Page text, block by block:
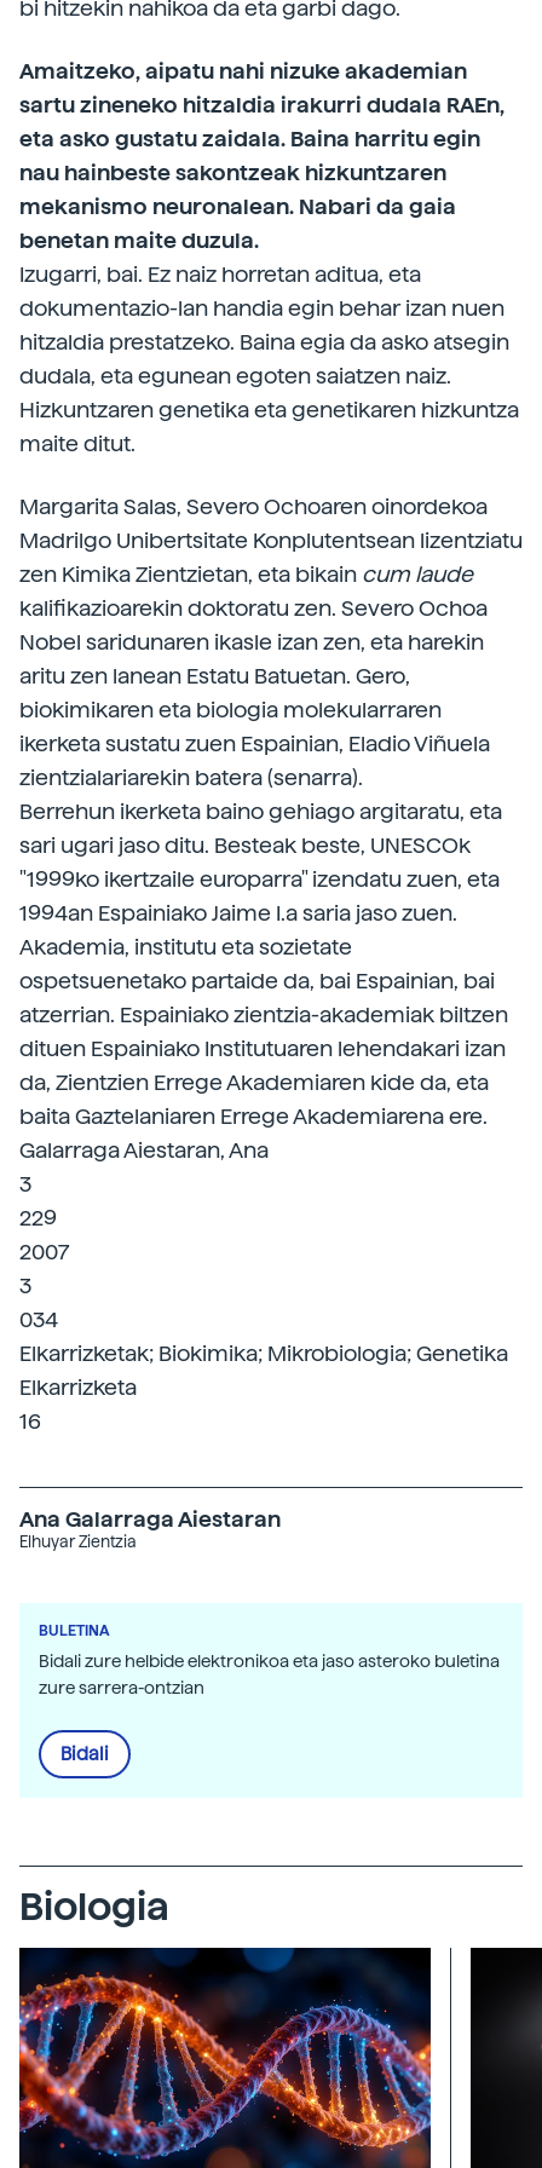
bi hitzekin nahikoa da eta garbi dago.
Amaitzeko, aipatu nahi nizuke akademian
sartu zineneko hitzaldia irakurri dudala RAEn,
eta asko gustatu zaidala. Baina harritu egin
nau hainbeste sakontzeak hizkuntzaren
mekanismo neuronalean. Nabari da gaia
benetan maite duzula.
Izugarri, bai. Ez naiz horretan aditua, eta
dokumentazio-lan handia egin behar izan nuen
hitzaldia prestatzeko. Baina egia da asko atsegin
dudala, eta egunean egoten saiatzen naiz.
Hizkuntzaren genetika eta genetikaren hizkuntza
maite ditut.
Margarita Salas, Severo Ochoaren oinordekoa
Madrilgo Unibertsitate Konplutentsean lizentziatu
zen Kimika Zientzietan, eta bikain cum laude
kalifikazioarekin doktoratu zen. Severo Ochoa
Nobel saridunaren ikasle izan zen, eta harekin
aritu zen lanean Estatu Batuetan. Gero,
biokimikaren eta biologia molekularraren
ikerketa sustatu zuen Espainian, Eladio Viñuela
zientzialariarekin batera (senarra).
Berrehun ikerketa baino gehiago argitaratu, eta
sari ugari jaso ditu. Besteak beste, UNESCOk
"1999ko ikertzaile europarra" izendatu zuen, eta
1994an Espainiako Jaime I.a saria jaso zuen.
Akademia, institutu eta sozietate
ospetsuenetako partaide da, bai Espainian, bai
atzerrian. Espainiako zientzia-akademiak biltzen
dituen Espainiako Institutuaren lehendakari izan
da, Zientzien Errege Akademiaren kide da, eta
baita Gaztelaniaren Errege Akademiarena ere.
Galarraga Aiestaran, Ana
3
229
2007
3
034
Elkarrizketak; Biokimika; Mikrobiologia; Genetika
Elkarrizketa
16
Ana Galarraga Aiestaran
Elhuyar Zientzia
BULETINA
Bidali zure helbide elektronikoa eta jaso asteroko buletina
zure sarrera-ontzian
Bidali
Biologia